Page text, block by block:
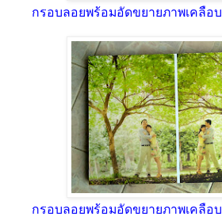
กรอบลอยพร้อมอัดขยายภาพเคลือ
กรอบลอยพร้อมอัดขยายภาพเคลือ